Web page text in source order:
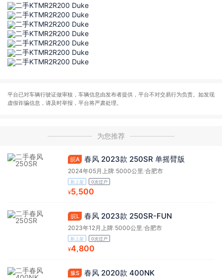
平台已对车辆行驶证做审核，车辆信息由发布者提供，平台不对交易行为负责。如发现
虚假诈骗信息，请及时举报，平台将严肃处理。
为您推荐
皖A 春风 2023款 250SR 单摇臂版
2024年05月上牌/5000公里 /合肥市
新上架 0次过户
¥5,500
皖L 春风 2023款 250SR-FUN
2023年12月上牌/5000公里 /合肥市
新上架 0次过户
¥4,800
豫S 春风 2020款 400NK